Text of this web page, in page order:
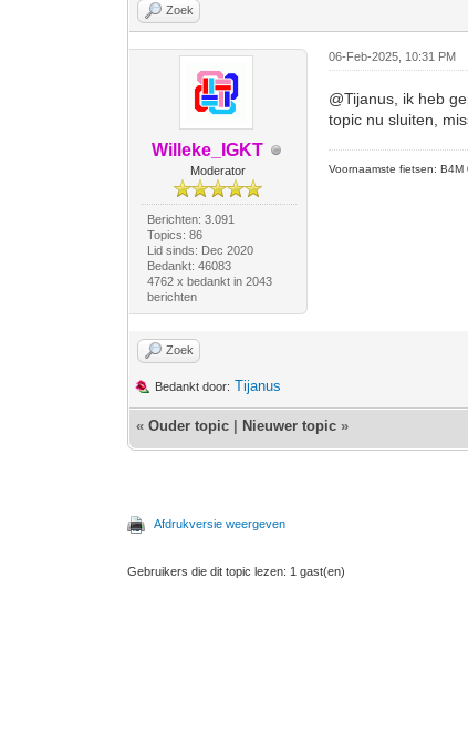
Zoek
Willeke_IGKT
Moderator
Berichten: 3.091
Topics: 86
Lid sinds: Dec 2020
Bedankt: 46083
4762 x bedankt in 2043
berichten
06-Feb-2025, 10:31 PM
@Tijanus, ik heb
topic nu sluiten,
Voornaamste fietsen:
Zoek
Bedankt door: Tijanus
«Ouder topic Nieuwer topic »
Afdrukversie weergeven
Gebruikers die dit topic lezen: 1 gast(en)